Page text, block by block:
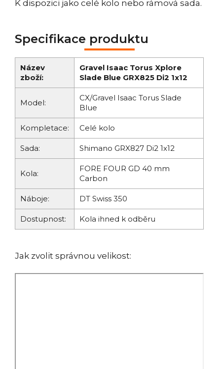
K dispozici jako celé kolo nebo rámová sada.
Specifikace produktu
Název
zboží:
Gravel Isaac Torus Xplore
Slade Blue GRX825 Di2 1x12
Model:
CX/Gravel Isaac Torus Slade
Blue
Kompletace: Celé kolo
Sada: Shimano GRX827 Di2 1x12
Kola:
FORE FOUR GD 40 mm
Carbon
Náboje: DT Swiss 350
Dostupnost: Kola ihned k odběru
Jak zvolit správnou velikost: